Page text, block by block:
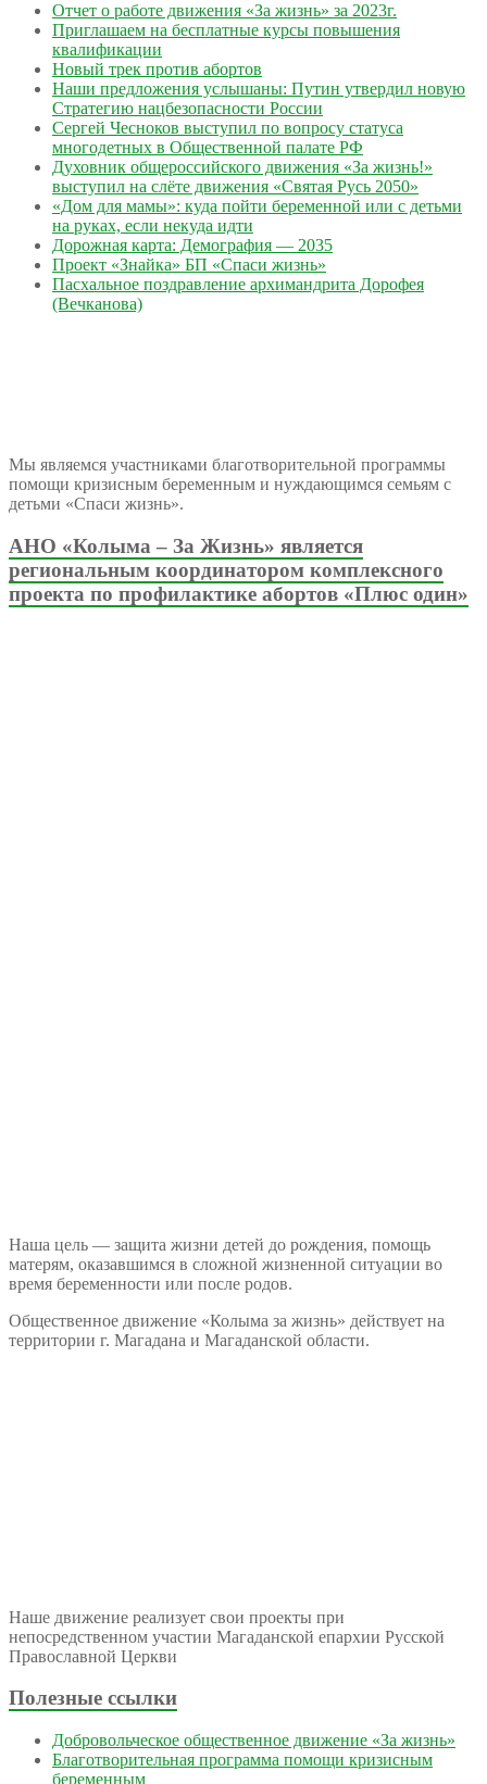
Отчет о работе движения «За жизнь» за 2023г.
Приглашаем на бесплатные курсы повышения
квалификации
Новый трек против абортов
Наши предложения услышаны: Путин утвердил новую
Стратегию нацбезопасности России
Сергей Чесноков выступил по вопросу статуса
многодетных в Общественной палате РФ
Духовник общероссийского движения «За жизнь!»
выступил на слёте движения «Святая Русь 2050»
«Дом для мамы»: куда пойти беременной или с детьми
на руках, если некуда идти
Дорожная карта: Демография — 2035
Проект «Знайка» БП «Спаси жизнь»
Пасхальное поздравление архимандрита Дорофея
(Вечканова)
Мы являемся участниками благотворительной программы
помощи кризисным беременным и нуждающимся семьям с
детьми «Спаси жизнь».
АНО «Колыма – За Жизнь» является
региональным координатором комплексного
проекта по профилактике абортов «Плюс один»
Наша цель — защита жизни детей до рождения, помощь
матерям, оказавшимся в сложной жизненной ситуации во
время беременности или после родов.
Общественное движение «Колыма за жизнь» действует на
территории г. Магадана и Магаданской области.
Наше движение реализует свои проекты при
непосредственном участии Магаданской епархии Русской
Православной Церкви
Полезные ссылки
Добровольческое общественное движение «За жизнь»
Благотворительная программа помощи кризисным
беременным